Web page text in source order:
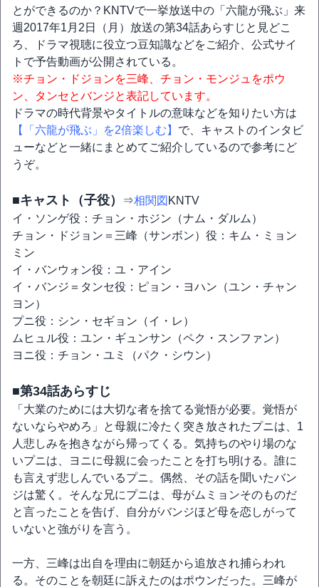
とができるのか？KNTVで一挙放送中の「六龍が飛ぶ」来
週2017年1月2日（月）放送の第34話あらすじと見どこ
ろ、ドラマ視聴に役立つ豆知識などをご紹介、公式サイ
トで予告動画が公開されている。
※チョン・ドジョンを三峰、チョン・モンジュをポウ
ン、タンセとバンジと表記しています。
ドラマの時代背景やタイトルの意味などを知りたい方は
【「六龍が飛ぶ」を2倍楽しむ】 で、キャストのインタビ
ューなどと一緒にまとめてご紹介しているので参考にど
うぞ。
■キャスト（子役） ⇒相関図 KNTV
イ・ソンゲ役：チョン・ホジン（ナム・ダルム）
チョン・ドジョン＝三峰（サンボン）役：キム・ミョン
ミン
イ・バンウォン役：ユ・アイン
イ・バンジ＝タンセ役：ピョン・ヨハン（ユン・チャン
ヨン）
プニ役：シン・セギョン（イ・レ）
ムヒュル役：ユン・ギュンサン（ペク・スンファン）
ヨニ役：チョン・ユミ（パク・シウン）
■第34話あらすじ
「大業のためには大切な者を捨てる覚悟が必要。覚悟が
ないならやめろ」と母親に冷たく突き放されたプニは、1
人悲しみを抱きながら帰ってくる。気持ちのやり場のな
いプニは、ヨニに母親に会ったことを打ち明ける。誰に
も言えず悲しんでいるプニ。偶然、その話を聞いたバン
ジは驚く。そんな兄にプニは、母がムミョンそのものだ
と言ったことを告げ、自分がバンジほど母を恋しがって
いないと強がりを言う。
一方、三峰は出自を理由に朝廷から追放され捕らわれ
る。そのことを朝廷に訴えたのはポウンだった。三峰が